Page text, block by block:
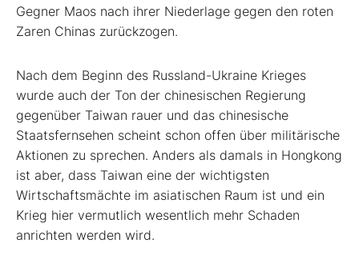
Gegner Maos nach ihrer Niederlage gegen den roten
Zaren Chinas zurückzogen.
Nach dem Beginn des Russland-Ukraine Krieges
wurde auch der Ton der chinesischen Regierung
gegenüber Taiwan rauer und das chinesische
Staatsfernsehen scheint schon offen über militärische
Aktionen zu sprechen. Anders als damals in Hongkong
ist aber, dass Taiwan eine der wichtigsten
Wirtschaftsmächte im asiatischen Raum ist und ein
Krieg hier vermutlich wesentlich mehr Schaden
anrichten werden wird.